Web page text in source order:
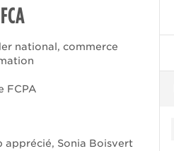
national, commerce
FCPA
apprécié, Sonia Boisvert